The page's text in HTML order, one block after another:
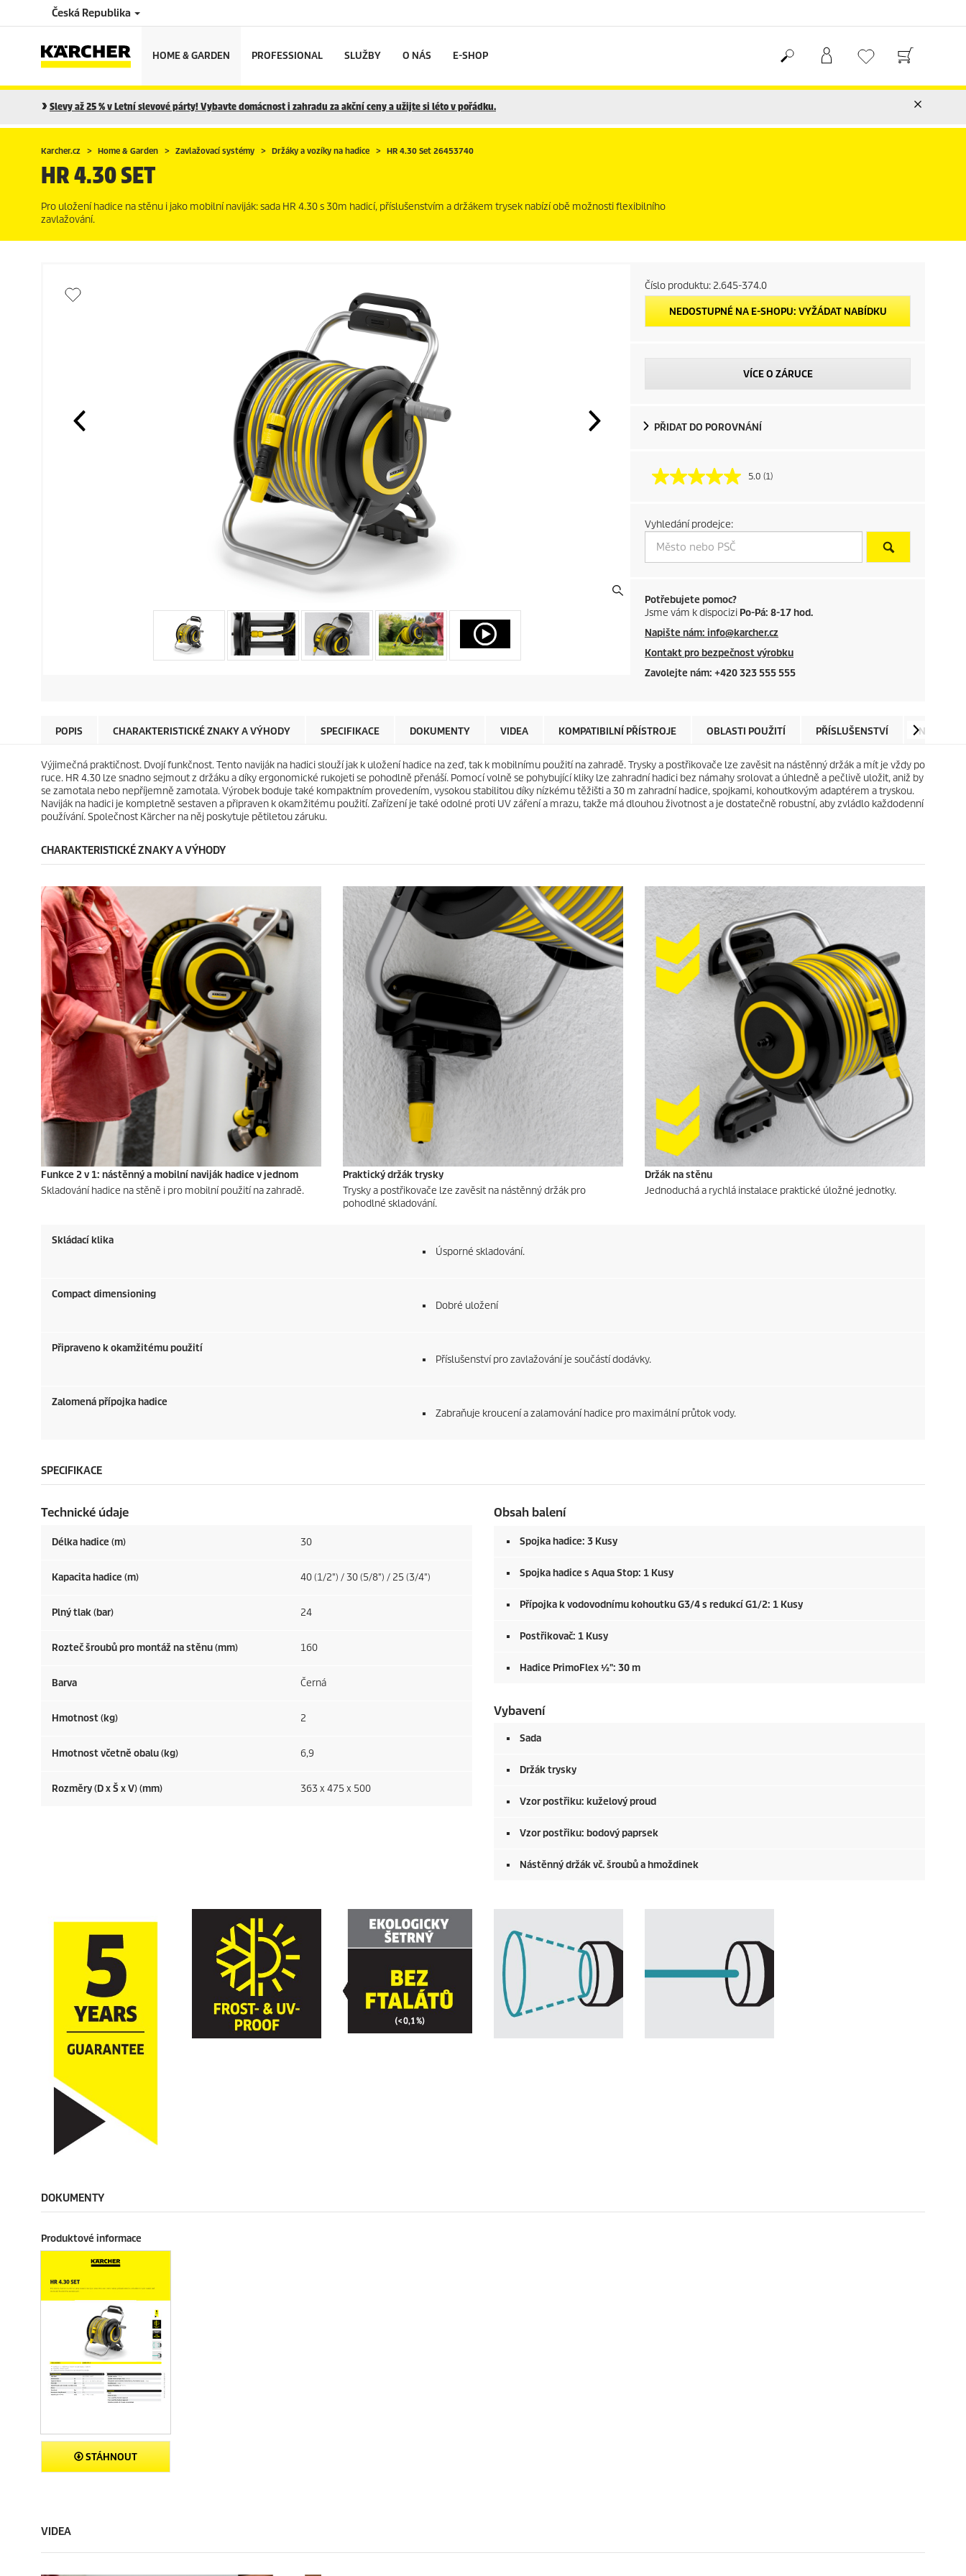
Česká Republika
HOME & GARDEN PROFESSIONAL SLUŽBY O NÁS E-SHOP
Slevy až 25 % v Letní slevové párty! Vybavte domácnost i zahradu za akční ceny a užijte si léto v pořádku.
Karcher.cz Home & Garden Zavlažovací systémy Držáky a vozíky na hadice HR 4.30 Set 26453740
HR 4.30 SET
Pro uložení hadice na stěnu i jako mobilní naviják: sada HR 4.30 s 30m hadicí, příslušenstvím a držákem trysek nabízí obě možnosti flexibilního
zavlažování.
Číslo produktu: 2.645-374.0
NEDOSTUPNÉ NA E-SHOPU: VYŽÁDAT NABÍDKU
VÍCE O ZÁRUCE
PŘIDAT DO POROVNÁNÍ
5.0 (1)
Vyhledání prodejce:
Potřebujete pomoc?
Jsme vám k dispocizi Po-Pá: 8-17 hod.
Napište nám: info@karcher.cz
Kontakt pro bezpečnost výrobku
Zavolejte nám: +420 323 555 555
POPIS CHARAKTERISTICKÉ ZNAKY A VÝHODY SPECIFIKACE DOKUMENTY VIDEA KOMPATIBILNÍ PŘÍSTROJE OBLASTI POUŽITÍ PŘÍSLUŠENSTVÍ
Výjimečná praktičnost. Dvojí funkčnost. Tento naviják na hadici slouží jak k uložení hadice na zeď, tak k mobilnímu použití na zahradě. Trysky a postřikovače lze zavěsit na nástěnný držák a mít je vždy po
ruce. HR 4.30 lze snadno sejmout z držáku a díky ergonomické rukojeti se pohodlně přenáší. Pomocí volně se pohybující kliky lze zahradní hadici bez námahy srolovat a úhledně a pečlivě uložit, aniž by
se zamotala nebo nepříjemně zamotala. Výrobek boduje také kompaktním provedením, vysokou stabilitou díky nízkému těžišti a 30 m zahradní hadice, spojkami, kohoutkovým adaptérem a tryskou.
Naviják na hadici je kompletně sestaven a připraven k okamžitému použití. Zařízení je také odolné proti UV záření a mrazu, takže má dlouhou životnost a je dostatečně robustní, aby zvládlo každodenní
používání. Společnost Kärcher na něj poskytuje pětiletou záruku.
CHARAKTERISTICKÉ ZNAKY A VÝHODY
Funkce 2 v 1: nástěnný a mobilní naviják hadice v jednom
Skladování hadice na stěně i pro mobilní použití na zahradě.
Praktický držák trysky
Trysky a postřikovače lze zavěsit na nástěnný držák pro
pohodlné skladování.
Držák na stěnu
Jednoduchá a rychlá instalace praktické úložné jednotky.
Skládací klika
Úsporné skladování.
Compact dimensioning
Dobré uložení
Připraveno k okamžitému použití
Příslušenství pro zavlažování je součástí dodávky.
Zalomená přípojka hadice
Zabraňuje kroucení a zalamování hadice pro maximální průtok vody.
SPECIFIKACE
Technické údaje
Délka hadice (m) 30
Kapacita hadice (m) 40 (1/2") / 30 (5/8") / 25 (3/4")
Plný tlak (bar) 24
Rozteč šroubů pro montáž na stěnu (mm) 160
Barva Černá
Hmotnost (kg) 2
Hmotnost včetně obalu (kg) 6,9
Rozměry (D x Š x V) (mm) 363 x 475 x 500
Obsah balení
Spojka hadice: 3 Kusy
Spojka hadice s Aqua Stop: 1 Kusy
Přípojka k vodovodnímu kohoutku G3/4 s redukcí G1/2: 1 Kusy
Postřikovač: 1 Kusy
Hadice PrimoFlex½": 30 m
Vybavení
Sada
Držák trysky
Vzor postřiku: kuželový proud
Vzor postřiku: bodový paprsek
Nástěnný držák vč. šroubů a hmoždinek
DOKUMENTY
Produktové informace
STÁHNOUT
VIDEA